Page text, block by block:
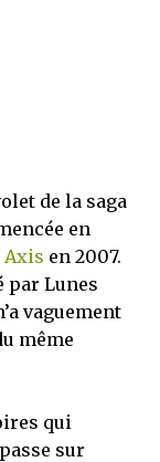
une ville qu’il
de la Ligue,
d...
de la saga
en
Axis en 2007.
par Lunes
vaguement
même
qui
sur